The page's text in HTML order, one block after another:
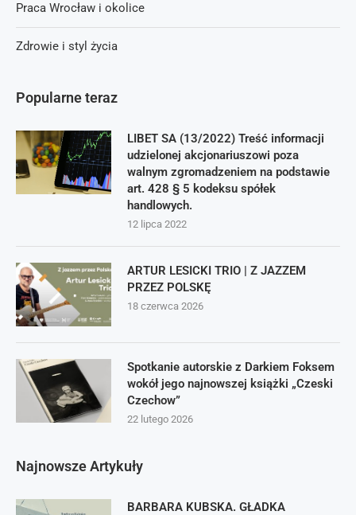
Popularne teraz
LIBET SA (13/2022) Treść informacji
udzielonej akcjonariuszowi poza
walnym zgromadzeniem na podstawie
art. 428 § 5 kodeksu spółek
handlowych.
12 lipca 2022
ARTUR LESICKI TRIO | Z JAZZEM
PRZEZ POLSKĘ
18 czerwca 2026
Spotkanie autorskie z Darkiem Foksem
wokół jego najnowszej książki „Czeski
Czechow”
22 lutego 2026
Najnowsze Artykuły
BARBARA KUBSKA. GŁADKA
Praca Wrocław i okolice
Zdrowie i styl życia